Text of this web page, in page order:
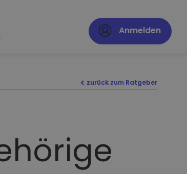
Anmelden
zurück zum Ratgeber